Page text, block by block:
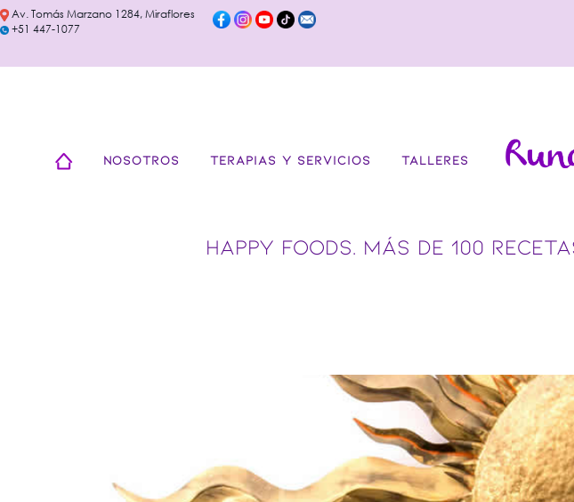
Av. Tomás Marzano 1284, Miraflores
+51 447-1077
NOSOTROS TERAPIAS Y SERVICIOS TALLERES
HAPPY FOODS. MÁS DE 100